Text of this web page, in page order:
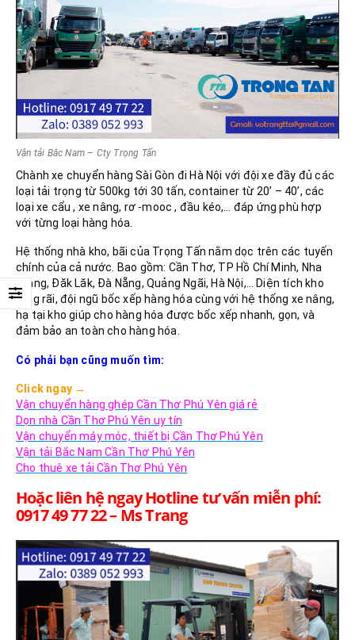
Vận tải Bắc Nam – Cty Trọng Tấn
Chành xe chuyển hàng Sài Gòn đi Hà Nội với đội xe đầy đủ các
loại tải trọng từ 500kg tới 30 tấn, container từ 20’ – 40’, các
loại xe cẩu , xe nâng, rơ -mooc , đầu kéo,… đáp ứng phù hợp
với từng loại hàng hóa.
Hệ thống nhà kho, bãi của Trọng Tấn nằm dọc trên các tuyến
chính của cả nước. Bao gồm: Cần Thơ, TP Hồ Chí Minh, Nha
Trang, Đăk Lăk, Đà Nẵng, Quảng Ngãi, Hà Nội,… Diện tích kho
rộng rãi, đội ngũ bốc xếp hàng hóa cùng với hệ thống xe nâng,
hạ tại kho giúp cho hàng hóa được bốc xếp nhanh, gọn, và
đảm bảo an toàn cho hàng hóa.
Có phải bạn cũng muốn tìm:
Click ngay →
Vận chuyển hàng ghép Cần Thơ Phú Yên giá rẻ
Dọn nhà Cần Thơ Phú Yên uy tín
Vận chuyển máy móc, thiết bị Cần Thơ Phú Yên
Vận tải Bắc Nam Cần Thơ Phú Yên
Cho thuê xe tải Cần Thơ Phú Yên
Hoặc liên hệ ngay Hotline tư vấn miễn phí:
0917 49 77 22 – Ms Trang